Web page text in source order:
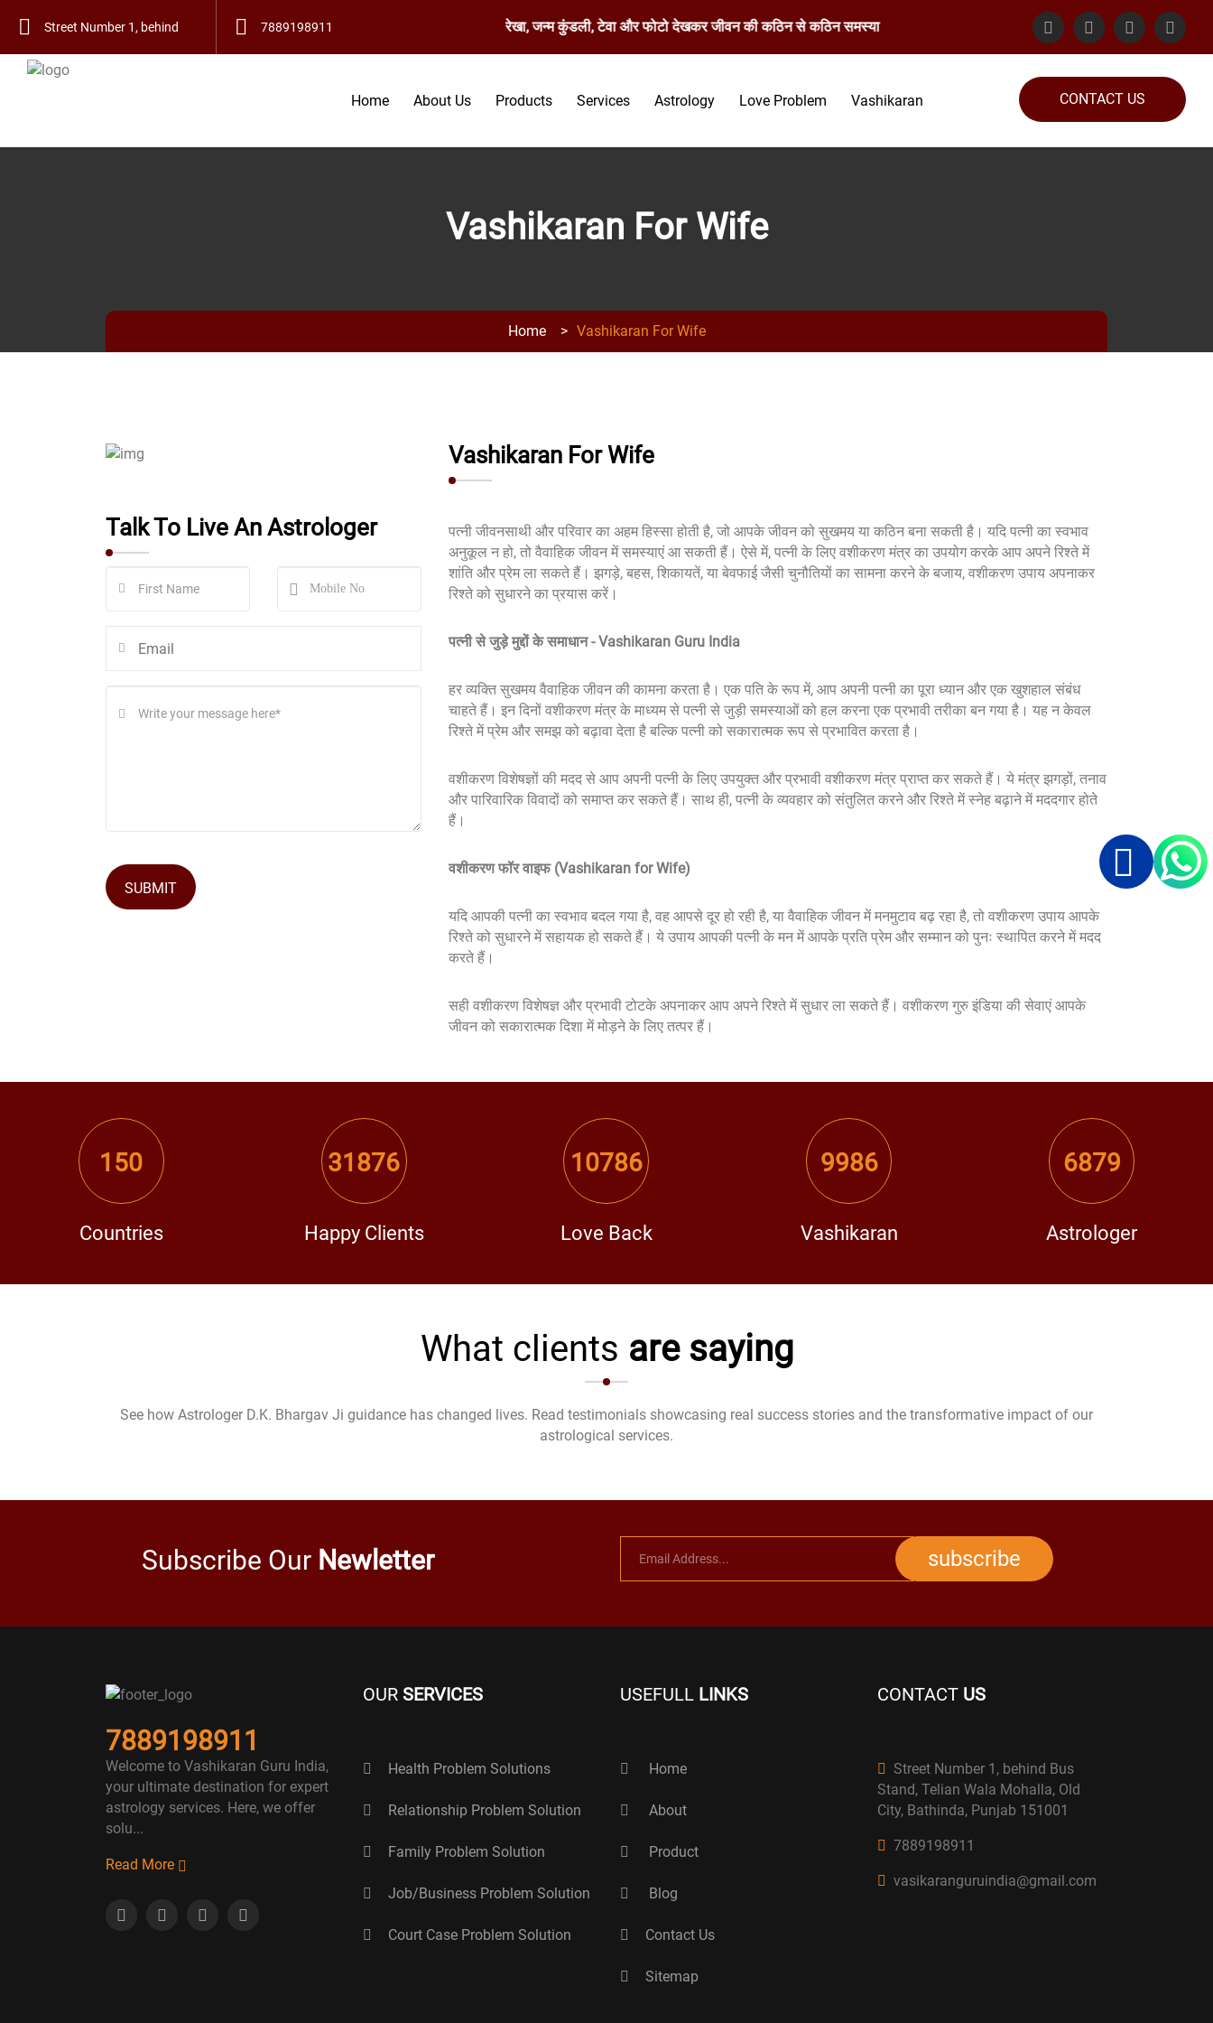
Street Number 1, behind
Bus Stand, Telian Wala
7889198911हमारे यहाँ हस्त रेखा, मस्तिष्क रेखा, जन्म कुंडली, टेवा और फोटो देखकर जीवन की कठिन से कठिन समस्या का समाधान गारंटेड किया जाता है। संपर्क करें: 82889-76363
Home About Us Products Services Astrology Love Problem Vashikaran CONTACT US
Vashikaran For Wife
Home> Vashikaran For Wife
Talk To Live An Astrologer
SUBMIT
Vashikaran For Wife
पत्नी जीवनसाथी और परिवार का अहम हिस्सा होती है, जो आपके जीवन को सुखमय या कठिन बना सकती है। यदि पत्नी का स्वभाव
अनुकूल न हो, तो वैवाहिक जीवन में समस्याएं आ सकती हैं। ऐसे में, पत्नी के लिए वशीकरण मंत्र का उपयोग करके आप अपने रिश्ते में
शांति और प्रेम ला सकते हैं। झगड़े, बहस, शिकायतें, या बेवफाई जैसी चुनौतियों का सामना करने के बजाय, वशीकरण उपाय अपनाकर
रिश्ते को सुधारने का प्रयास करें।
पत्नी से जुड़े मुद्दों के समाधान - Vashikaran Guru India
हर व्यक्ति सुखमय वैवाहिक जीवन की कामना करता है। एक पति के रूप में, आप अपनी पत्नी का पूरा ध्यान और एक खुशहाल संबंध
चाहते हैं। इन दिनों वशीकरण मंत्र के माध्यम से पत्नी से जुड़ी समस्याओं को हल करना एक प्रभावी तरीका बन गया है। यह न केवल
रिश्ते में प्रेम और समझ को बढ़ावा देता है बल्कि पत्नी को सकारात्मक रूप से प्रभावित करता है।
वशीकरण विशेषज्ञों की मदद से आप अपनी पत्नी के लिए उपयुक्त और प्रभावी वशीकरण मंत्र प्राप्त कर सकते हैं। ये मंत्र झगड़ों, तनाव
और पारिवारिक विवादों को समाप्त कर सकते हैं। साथ ही, पत्नी के व्यवहार को संतुलित करने और रिश्ते में स्नेह बढ़ाने में मददगार होते
हैं।
वशीकरण फॉर वाइफ (Vashikaran for Wife)
यदि आपकी पत्नी का स्वभाव बदल गया है, वह आपसे दूर हो रही है, या वैवाहिक जीवन में मनमुटाव बढ़ रहा है, तो वशीकरण उपाय आपके
रिश्ते को सुधारने में सहायक हो सकते हैं। ये उपाय आपकी पत्नी के मन में आपके प्रति प्रेम और सम्मान को पुनः स्थापित करने में मदद
करते हैं।
सही वशीकरण विशेषज्ञ और प्रभावी टोटके अपनाकर आप अपने रिश्ते में सुधार ला सकते हैं। वशीकरण गुरु इंडिया की सेवाएं आपके
जीवन को सकारात्मक दिशा में मोड़ने के लिए तत्पर हैं।
150
Countries
31876
Happy Clients
10786
Love Back
9986
Vashikaran
6879
Astrologer
What clients are saying
See how Astrologer D.K. Bhargav Ji guidance has changed lives. Read testimonials showcasing real success stories and the transformative impact of our
astrological services.
Subscribe Our Newletter subscribe
7889198911
Welcome to Vashikaran Guru India,
your ultimate destination for expert
astrology services. Here, we offer
solu...
Read More
OUR SERVICES
Health Problem Solutions
Relationship Problem Solution
Family Problem Solution
Job/Business Problem Solution
Court Case Problem Solution
USEFULL LINKS
Home
About
Product
Blog
Contact Us
Sitemap
CONTACT US
Street Number 1, behind Bus
Stand, Telian Wala Mohalla, Old
City, Bathinda, Punjab 151001
7889198911
vasikaranguruindia@gmail.com